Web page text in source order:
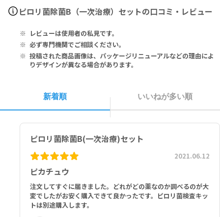
てください。
ラベプラゾールは、かみ砕かずに飲み込んでください。
も、途中で服用を止めないで7日間、服用してください。ただし、症
状がひどい場合は必ず医師・薬剤師にご相談ください。
抗精神病薬、片頭痛治療薬、抗エイズ薬、末梢血管拡張薬をお飲みの
方は必ず医師・薬剤師にご相談ください。
すが、喫煙、NSAIDs服用などにより、潰瘍再発のリスクが上がりま
■以下の方は本剤を使用しないでください。
パリエット、サワシリン及びクラリスの成分に対し過敏症の既往歴の
ある方
アタザナビル硫酸塩、リルピビリン塩酸塩、ピモジド、エルゴタミン
含有製剤、スボレキサント、ロミタピドメシル酸塩、タダラフィル
（アドシルカ）、チカグレロル、イブルチニブ、アスナプレビル、バ
ニプレビルを投与中の方
肝臓又は腎臓に障害のある方で、コルヒチンを投与中の方
伝染性単核症の方
高度の腎障害のある方
などの症状が現れる場合があります。
その他、なにか異変を感じた際は速やかに医師の診察をお受けくださ
ラベプラゾールナトリウム 20mg
Amoxicillin 250mg
アモキシシリン 250mg
Clarithromycin（クラリスロマイシン）
ラベキュアパック（エーザイ、EAファーマ）
ピロリ菌除菌B（一次治療）セットの口コミ・レビュー
レビューは使用者の私見です。
必ず専門機関でご相談ください。
投稿された商品画像は、パッケージリニューアルなどの理由によ
りデザインが異なる場合があります。
新着順 いいねが多い順
ピロリ菌除菌B(一次治療)セット
ピカチュウ
2021.06.12
注文してすぐに届きました。どれがどの薬なのか調べるのが大
変でしたがお安く購入できて良かったです。ピロリ菌検査キッ
トは別途購入します。